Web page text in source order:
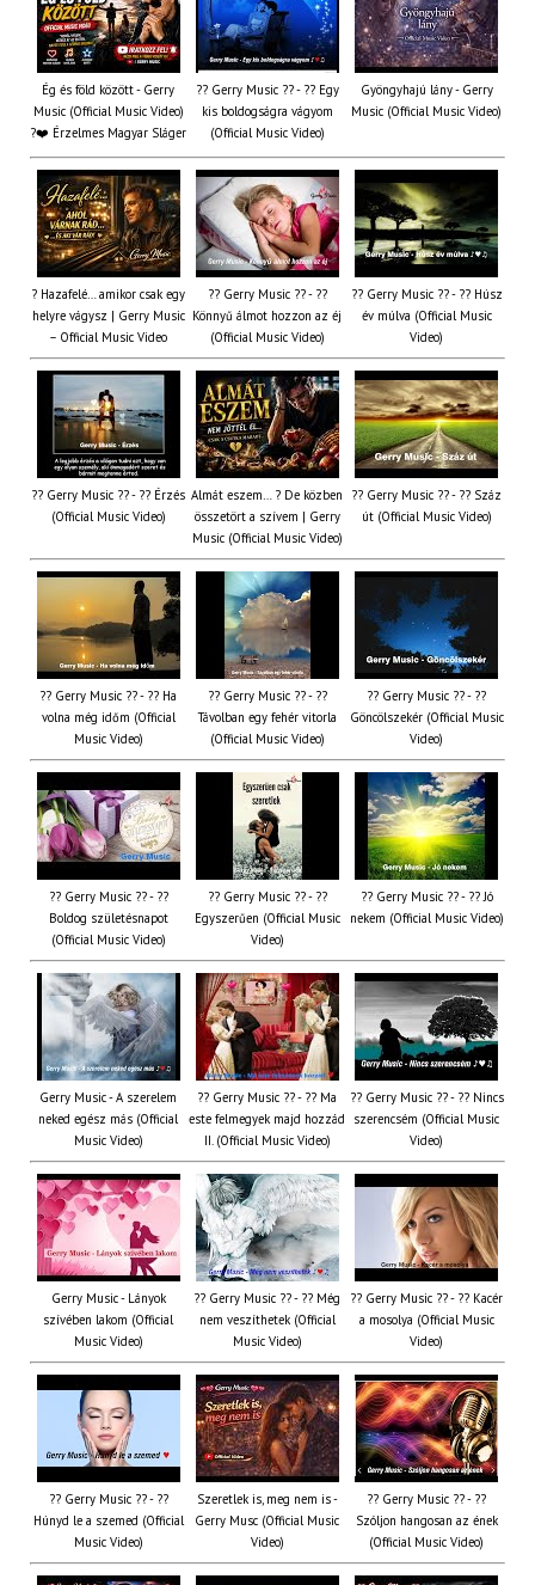
Ég és föld között - Gerry
Music (Official Music Video)
?❤️ Érzelmes Magyar Sláger
?? Gerry Music ?? - ?? Egy
kis boldogságra vágyom
(Official Music Video)
Gyöngyhajú lány - Gerry
Music (Official Music Video)
? Hazafelé… amikor csak egy
helyre vágysz | Gerry Music
– Official Music Video
?? Gerry Music ?? - ??
Könnyű álmot hozzon az éj
(Official Music Video)
?? Gerry Music ?? - ?? Húsz
év múlva (Official Music
Video)
?? Gerry Music ?? - ?? Érzés
(Official Music Video)
Almát eszem… ? De közben
összetört a szívem | Gerry
Music (Official Music Video)
?? Gerry Music ?? - ?? Száz
út (Official Music Video)
?? Gerry Music ?? - ?? Ha
volna még időm (Official
Music Video)
?? Gerry Music ?? - ??
Távolban egy fehér vitorla
(Official Music Video)
?? Gerry Music ?? - ??
Göncölszekér (Official Music
Video)
?? Gerry Music ?? - ??
Boldog születésnapot
(Official Music Video)
?? Gerry Music ?? - ??
Egyszerűen (Official Music
Video)
?? Gerry Music ?? - ?? Jó
nekem (Official Music Video)
Gerry Music - A szerelem
neked egész más (Official
Music Video)
?? Gerry Music ?? - ?? Ma
este felmegyek majd hozzád
II. (Official Music Video)
?? Gerry Music ?? - ?? Nincs
szerencsém (Official Music
Video)
Gerry Music - Lányok
szívében lakom (Official
Music Video)
?? Gerry Music ?? - ?? Még
nem veszíthetek (Official
Music Video)
?? Gerry Music ?? - ?? Kacér
a mosolya (Official Music
Video)
?? Gerry Music ?? - ??
Húnyd le a szemed (Official
Music Video)
Szeretlek is, meg nem is -
Gerry Musc (Official Music
Video)
?? Gerry Music ?? - ??
Szóljon hangosan az ének
(Official Music Video)